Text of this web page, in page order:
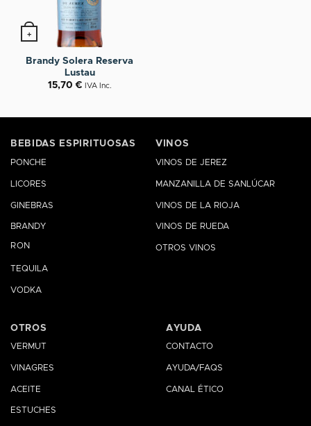
+
Brandy Solera Reserva
Lustau
15,70€ IVA Inc.
BEBIDAS ESPIRITUOSAS
PONCHE
LICORES
GINEBRAS
BRANDY
RON
TEQUILA
VODKA
VINOS
VINOS DE JEREZ
MANZANILLA DE SANLÚCAR
VINOS DE LA RIOJA
VINOS DE RUEDA
OTROS VINOS
OTROS
VERMUT
VINAGRES
ACEITE
ESTUCHES
AYUDA
CONTACTO
AYUDA/FAQS
CANAL ÉTICO